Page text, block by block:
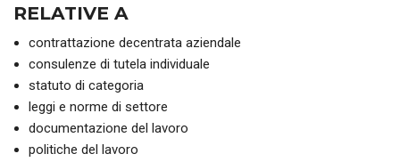
RELATIVE A
contrattazione decentrata aziendale
consulenze di tutela individuale
statuto di categoria
leggi e norme di settore
documentazione del lavoro
politiche del lavoro